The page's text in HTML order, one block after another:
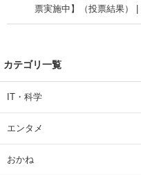
票実施中】（投票結果）
カテゴリ一覧
IT・科学
エンタメ
おかね